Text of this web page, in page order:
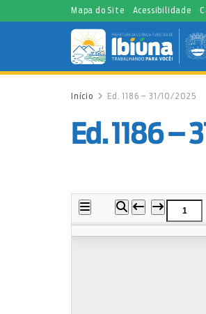
Mapa do Site Acessibilidade
Início Ed. 1186 – 31/10/2025
Ed. 1186 –